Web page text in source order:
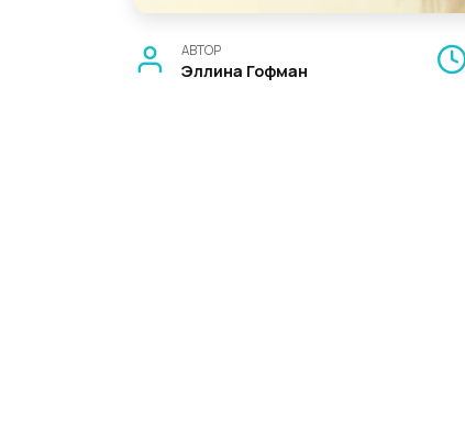
АВТОР
Эллина Гофман